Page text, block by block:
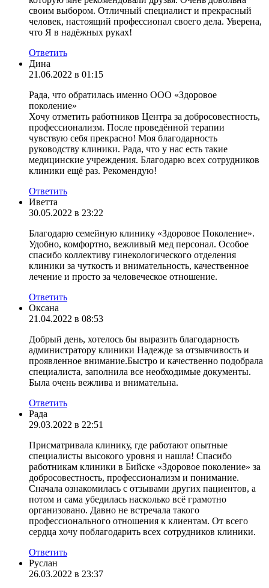
своим выбором. Отличный специалист и прекрасный
человек, настоящий профессионал своего дела. Уверена,
что Я в надёжных руках!
Ответить
Дина
21.06.2022 в 01:15
Рада, что обратилась именно ООО «Здоровое
поколение»
Хочу отметить работников Центра за добросовестность,
профессионализм. После проведённой терапии
чувствую себя прекрасно! Моя благодарность
руководству клиники. Рада, что у нас есть такие
медицинские учреждения. Благодарю всех сотрудников
клиники ещё раз. Рекомендую!
Ответить
Иветта
30.05.2022 в 23:22
Благодарю семейную клинику «Здоровое Поколение».
Удобно, комфортно, вежливый мед персонал. Особое
спасибо коллективу гинекологического отделения
клиники за чуткость и внимательность, качественное
лечение и просто за человеческое отношение.
Ответить
Оксана
21.04.2022 в 08:53
Добрый день, хотелось бы выразить благодарность
администратору клиники Надежде за отзывчивость и
проявленное внимание.Быстро и качественно подобрала
специалиста, заполнила все необходимые документы.
Была очень вежлива и внимательна.
Ответить
Рада
29.03.2022 в 22:51
Присматривала клинику, где работают опытные
специалисты высокого уровня и нашла! Спасибо
работникам клиники в Бийске «Здоровое поколение» за
добросовестность, профессионализм и понимание.
Сначала ознакомилась с отзывами других пациентов, а
потом и сама убедилась насколько всё грамотно
организовано. Давно не встречала такого
профессионального отношения к клиентам. От всего
сердца хочу поблагодарить всех сотрудников клиники.
Ответить
Руслан
26.03.2022 в 23:37